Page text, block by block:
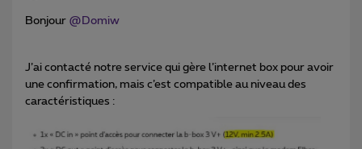
Bonjour @Domiw
J’ai contacté notre service qui gère l’internet box pour avoir
une confirmation, mais c’est compatible au niveau des
caractéristiques :